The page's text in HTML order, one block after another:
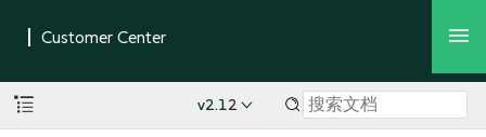
v2.12